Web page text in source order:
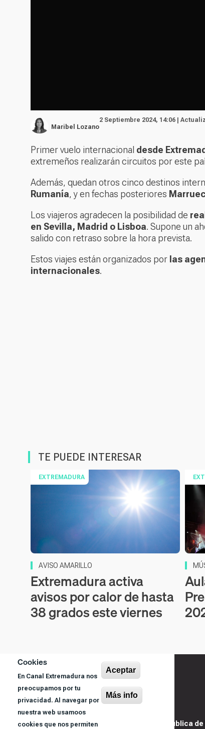
Cookies
En Canal Extremadura nos
preocupamos por tu
privacidad. Al navegar por
nuestra web usamoos
cookies que nos permiten
Aceptar
Más info
Maribel Lozano
2 Septiembre 2024, 14:06 |
Primer vuelo internacional desde
extremeños realizarán circuitos por este
Además, quedan otros cinco destinos
Rumanía, y en fechas posteriores
Los viajeros agradecen la posibilidad de
en Sevilla, Madrid o Lisboa. Supone un
salido con retraso sobre la hora prevista.
Estos viajes están organizados por las
internacionales.
TE PUEDE INTERESAR
EXTREMADURA
AVISO AMARILLO
Extremadura activa
avisos por calor de hasta
38 grados este viernes
@ Sociedad Pública